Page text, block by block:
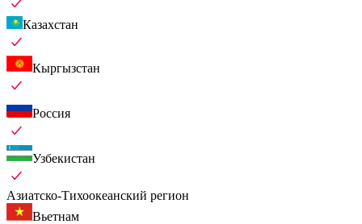
Казахстан
Кыргызстан
Россия
Узбекистан
Азиатско-Тихоокеанский регион
Вьетнам